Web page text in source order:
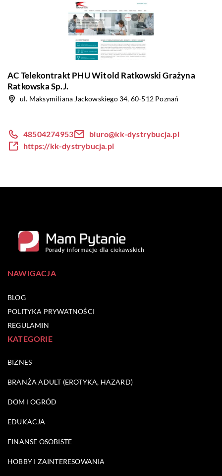
AC Telekontrakt PHU Witold Ratkowski Grażyna
Ratkowska Sp.J.
ul. Maksymiliana Jackowskiego 34, 60-512 Poznań
48504274953
biuro@kk-dystrybucja.pl
https://kk-dystrybucja.pl
NAWIGACJA
BLOG
POLITYKA PRYWATNOŚCI
REGULAMIN
KATEGORIE
BIZNES
BRANŻA ADULT (EROTYKA, HAZARD)
DOM I OGRÓD
EDUKACJA
FINANSE OSOBISTE
HOBBY I ZAINTERESOWANIA